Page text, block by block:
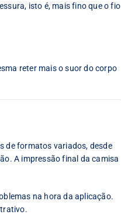
isto é, mais fino que o fio
reter mais o suor do corpo
de formatos variados, desde
A impressão final da camisa
na hora da aplicação.